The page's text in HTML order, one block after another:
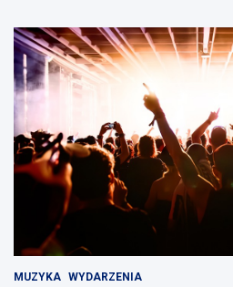
MUZYKA WYDARZENIA